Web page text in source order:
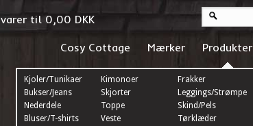
varer til0,00 DKK
Cosy Cottage Mærker Produkter
Kjoler/Tunikaer
Bukser/Jeans
Nederdele
Bluser/T-shirts
Kimonoer
Skjorter
Toppe
Veste
Frakker
Leggings/Strømper
Skind/Pels
Tørklæder